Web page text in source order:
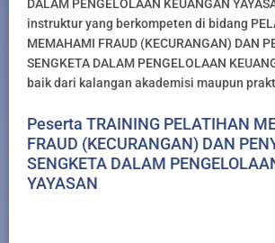
DALAM PENGELOLAAN KEUANGAN
instruktur yang berkompeten di bidang
MEMAHAMI FRAUD (KECURANGAN) DAN
SENGKETA DALAM PENGELOLAAN
baik dari kalangan akademisi maupun
Peserta TRAINING PELATIHAN
FRAUD (KECURANGAN) DAN
SENGKETA DALAM
YAYASAN